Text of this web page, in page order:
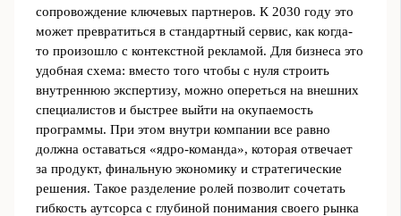
сопровождение ключевых партнеров. К 2030 году это
может превратиться в стандартный сервис, как когда-
то произошло с контекстной рекламой. Для бизнеса это
удобная схема: вместо того чтобы с нуля строить
внутреннюю экспертизу, можно опереться на внешних
специалистов и быстрее выйти на окупаемость
программы. При этом внутри компании все равно
должна оставаться «ядро-команда», которая отвечает
за продукт, финальную экономику и стратегические
решения. Такое разделение ролей позволит сочетать
гибкость аутсорса с глубиной понимания своего рынка